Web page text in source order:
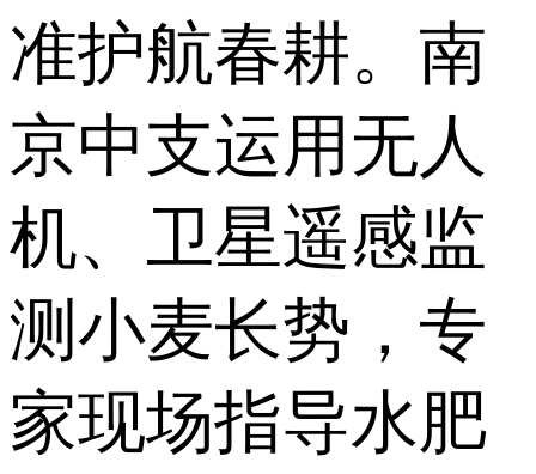
准护航春耕。南
京中支运用无人
机、卫星遥感监
测小麦长势，专
家现场指导水肥